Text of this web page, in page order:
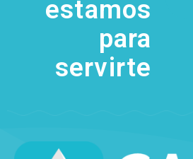
estamos
para
servirte